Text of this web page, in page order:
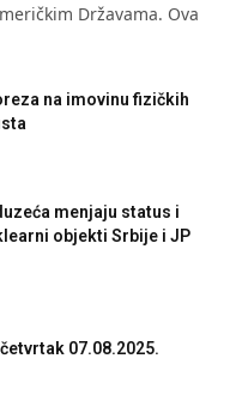
Državama. Ova
na imovinu fizičkih
menjaju status i
objekti Srbije i JP
07.08.2025.